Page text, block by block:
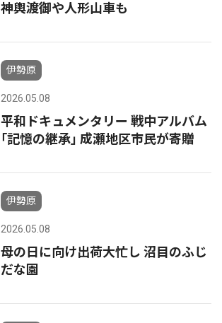
神輿渡御や人形山車も
伊勢原
2026.05.08
平和ドキュメンタリー 戦中アルバム
｢記憶の継承｣ 成瀬地区市民が寄贈
伊勢原
2026.05.08
母の日に向け出荷大忙し 沼目のふじ
だな園